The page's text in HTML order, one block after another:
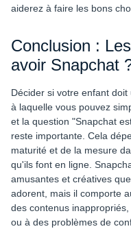
aiderez à faire les bons
Conclusion :
avoir Snapchat
Décider si votre enfant
à laquelle vous pouvez
et la question "Snapchat
reste importante. Cela
maturité et de la mesure
qu'ils font en ligne.
amusantes et créatives
adorent, mais il comporte
des contenus
ou à des problèmes de